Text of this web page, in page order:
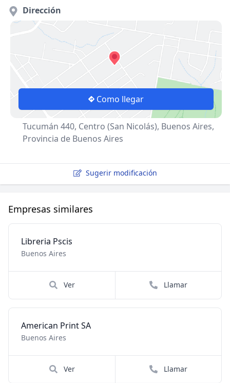
Dirección
Como llegar
Tucumán 440, Centro (San Nicolás), Buenos Aires,
Provincia de Buenos Aires
Sugerir modificación
Empresas similares
Libreria Pscis
Buenos Aires
Ver Llamar
American Print SA
Buenos Aires
Ver Llamar